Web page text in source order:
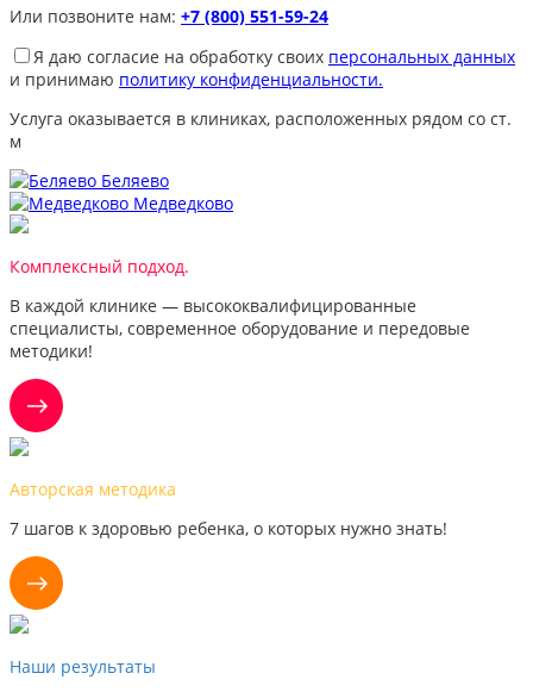
Или позвоните нам: +7 (800) 551-59-24
Я даю согласие на обработку своих персональных данных
и принимаю политику конфиденциальности.
Услуга оказывается в клиниках, расположенных рядом со ст.
м
Беляево
Медведково
Комплексный подход.
В каждой клинике — высококвалифицированные
специалисты, современное оборудование и передовые
методики!
Авторская методика
7 шагов к здоровью ребенка, о которых нужно знать!
Наши результаты